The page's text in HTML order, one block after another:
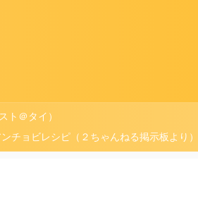
ト＠タイ）
チョビレシピ（２ちゃんねる掲示板より）